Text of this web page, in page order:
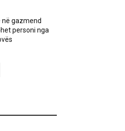
në gazmend
personi nga